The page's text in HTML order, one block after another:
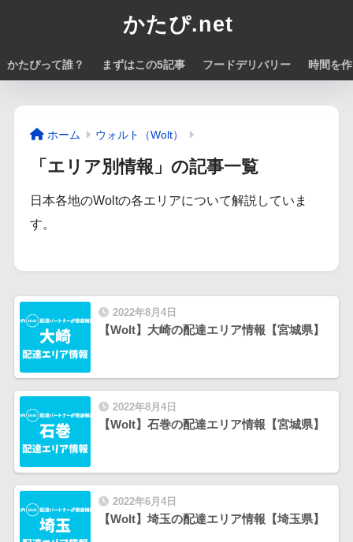
かたぴ.net
かたぴって誰？ まずはこの5記事 フードデリバリー 時間を
ホーム ウォルト（Wolt）
「エリア別情報」の記事一覧
日本各地のWoltの各エリアについて解説していま
す。
2022年8月4日
【Wolt】大崎の配達エリア情報【宮城県】
2022年8月4日
【Wolt】石巻の配達エリア情報【宮城県】
2022年6月4日
【Wolt】埼玉の配達エリア情報【埼玉県】